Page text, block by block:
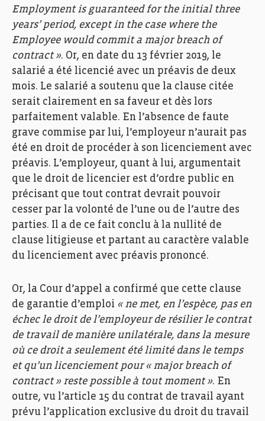
Employment is guaranteed for the initial three
years’ period, except in the case where the
Employee would commit a major breach of
contract ». Or, en date du 13 février 2019, le
salarié a été licencié avec un préavis de deux
mois. Le salarié a soutenu que la clause citée
serait clairement en sa faveur et dès lors
parfaitement valable. En l’absence de faute
grave commise par lui, l’employeur n’aurait pas
été en droit de procéder à son licenciement avec
préavis. L’employeur, quant à lui, argumentait
que le droit de licencier est d’ordre public en
précisant que tout contrat devrait pouvoir
cesser par la volonté de l’une ou de l’autre des
parties. Il a de ce fait conclu à la nullité de
clause litigieuse et partant au caractère valable
du licenciement avec préavis prononcé.
Or, la Cour d’appel a confirmé que cette clause
de garantie d’emploi « ne met, en l’espèce, pas en
échec le droit de l’employeur de résilier le contrat
de travail de manière unilatérale, dans la mesure
où ce droit a seulement été limité dans le temps
et qu’un licenciement pour « major breach of
contract » reste possible à tout moment ». En
outre, vu l’article 15 du contrat de travail ayant
prévu l’application exclusive du droit du travail